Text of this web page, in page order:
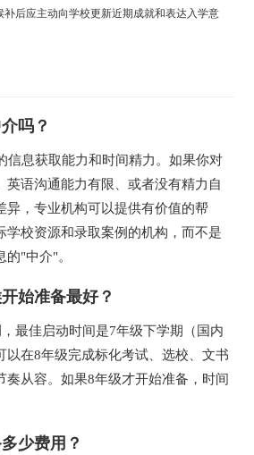
补后应主动向学校更新近期成就和表达入学意
吗？
信息获取能力和时间精力。如果你对
英语沟通能力有限、或者没有精力自
异，专业机构可以提供有价值的帮
学校资源和录取案例的机构，而不是
"中介"。
始准备最好？
最佳启动时间是7年级下学期（国内
以在8年级完成标化考试、选校、文书
奏从容。如果8年级才开始准备，时间
少费用？